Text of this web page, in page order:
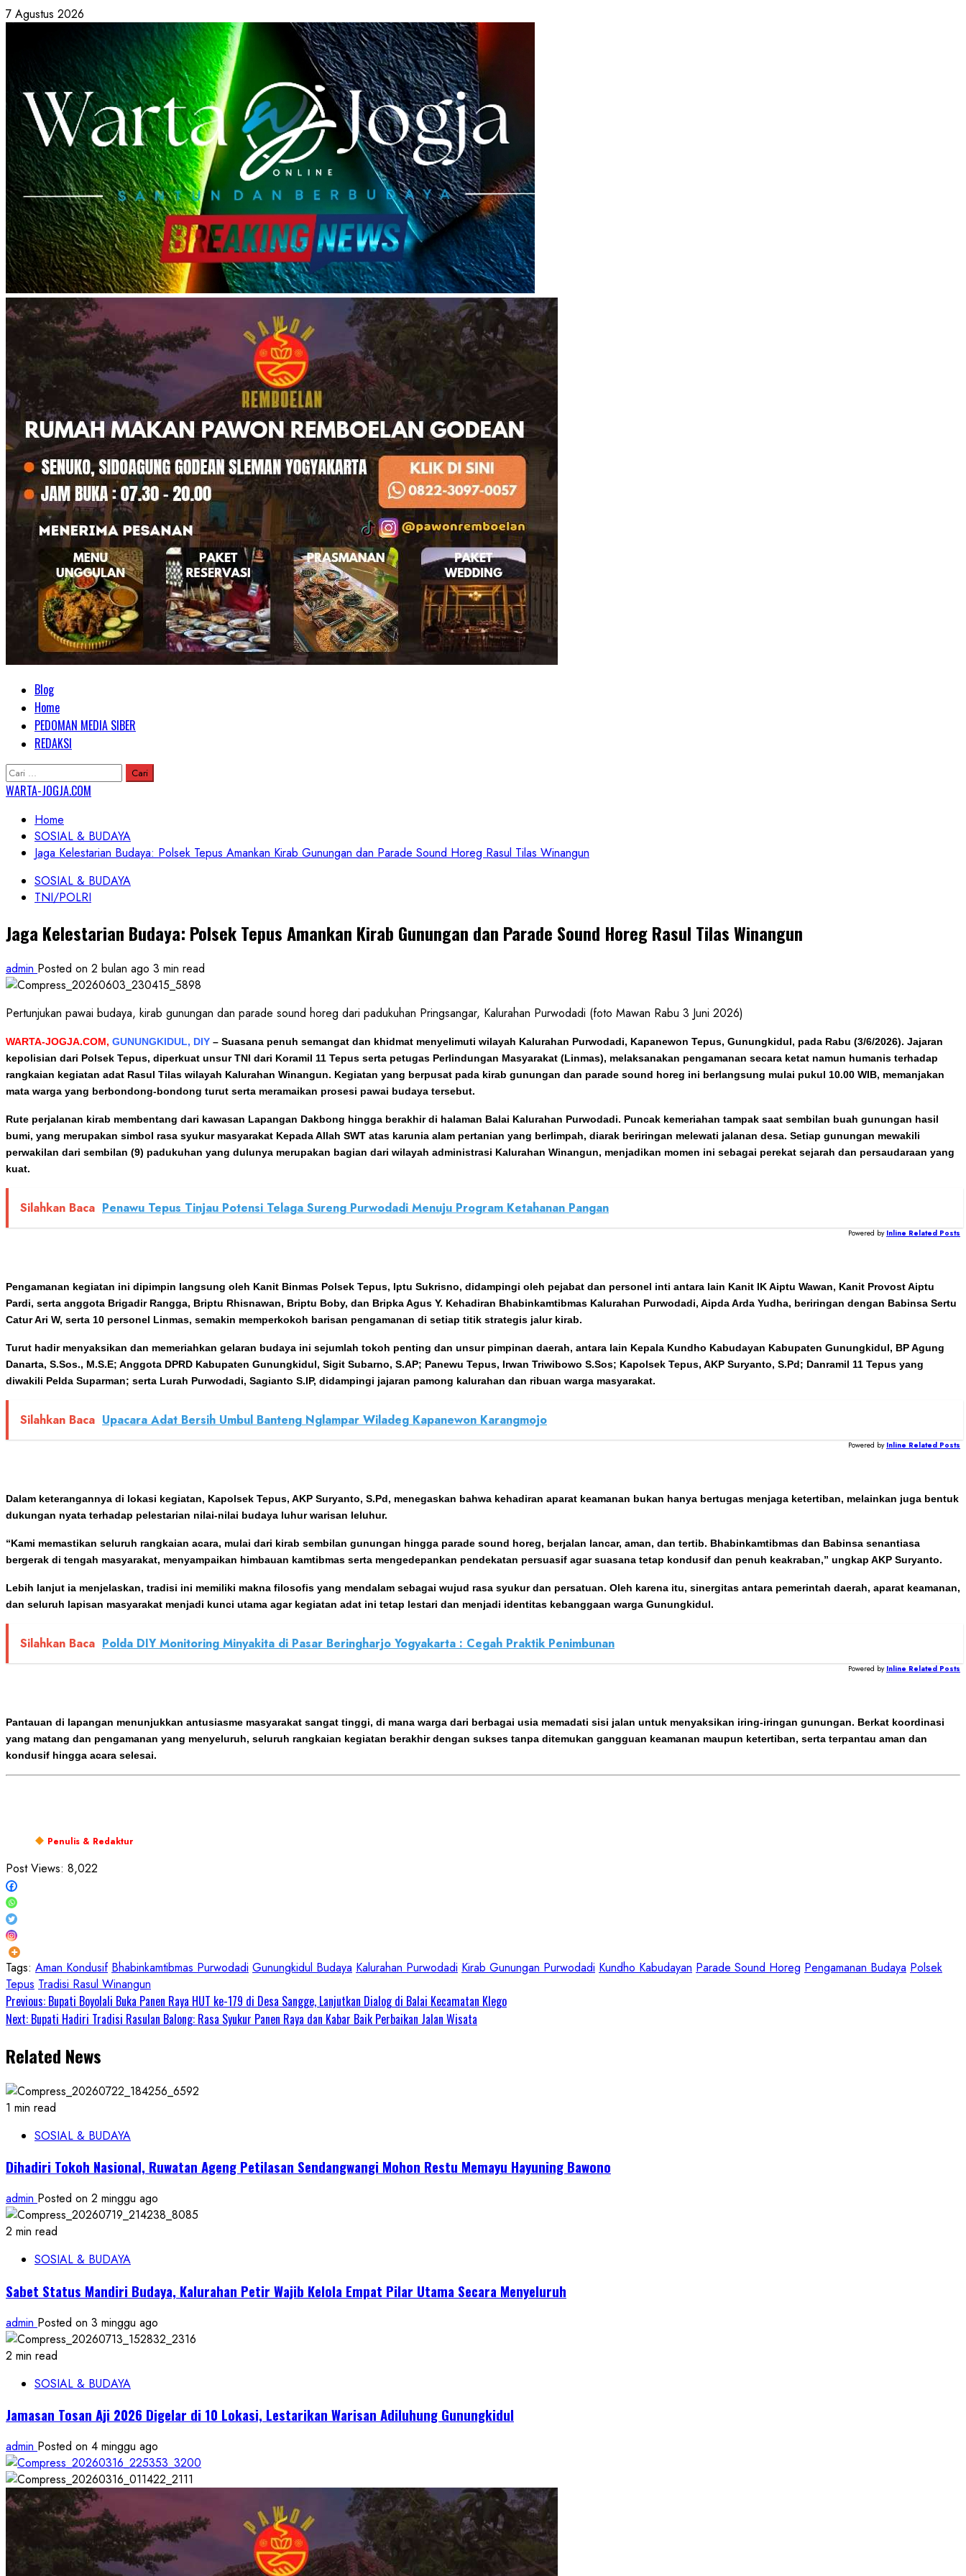
Skip
7 Agustus 2026
Primary
Menu
Blog
Home
PEDOMAN MEDIA SIBER
REDAKSI
Cari
untuk:
WARTA-JOGJA.COM
Home
SOSIAL & BUDAYA
Jaga Kelestarian Budaya: Polsek Tepus Amankan Kirab Gunungan dan Parade Sound Horeg Rasul Tilas Winangun
SOSIAL & BUDAYA
TNI/POLRI
Jaga Kelestarian Budaya: Polsek Tepus Amankan Kirab Gunungan dan Parade Sound Horeg Rasul Tilas Winangun
admin Posted on 2 bulan ago 3 min read
Pertunjukan pawai budaya, kirab gunungan dan parade sound horeg dari padukuhan Pringsangar, Kalurahan Purwodadi (foto Mawan Rabu 3 Juni 2026)
WARTA-JOGJA.COM, GUNUNGKIDUL, DIY – Suasana penuh semangat dan khidmat menyelimuti wilayah Kalurahan Purwodadi, Kapanewon Tepus, Gunungkidul, pada Rabu (3/6/2026). Jajaran
kepolisian dari Polsek Tepus, diperkuat unsur TNI dari Koramil 11 Tepus serta petugas Perlindungan Masyarakat (Linmas), melaksanakan pengamanan secara ketat namun humanis terhadap
rangkaian kegiatan adat Rasul Tilas wilayah Kalurahan Winangun. Kegiatan yang berpusat pada kirab gunungan dan parade sound horeg ini berlangsung mulai pukul 10.00 WIB, memanjakan
mata warga yang berbondong-bondong turut serta meramaikan prosesi pawai budaya tersebut.
Rute perjalanan kirab membentang dari kawasan Lapangan Dakbong hingga berakhir di halaman Balai Kalurahan Purwodadi. Puncak kemeriahan tampak saat sembilan buah gunungan hasil
bumi, yang merupakan simbol rasa syukur masyarakat Kepada Allah SWT atas karunia alam pertanian yang berlimpah, diarak beriringan melewati jalanan desa. Setiap gunungan mewakili
perwakilan dari sembilan (9) padukuhan yang dulunya merupakan bagian dari wilayah administrasi Kalurahan Winangun, menjadikan momen ini sebagai perekat sejarah dan persaudaraan yang
kuat.
Silahkan Baca Penawu Tepus Tinjau Potensi Telaga Sureng Purwodadi Menuju Program Ketahanan Pangan
Powered by Inline Related Posts
Pengamanan kegiatan ini dipimpin langsung oleh Kanit Binmas Polsek Tepus, Iptu Sukrisno, didampingi oleh pejabat dan personel inti antara lain Kanit IK Aiptu Wawan, Kanit Provost Aiptu
Pardi, serta anggota Brigadir Rangga, Briptu Rhisnawan, Briptu Boby, dan Bripka Agus Y. Kehadiran Bhabinkamtibmas Kalurahan Purwodadi, Aipda Arda Yudha, beriringan dengan Babinsa Sertu
Catur Ari W, serta 10 personel Linmas, semakin memperkokoh barisan pengamanan di setiap titik strategis jalur kirab.
Turut hadir menyaksikan dan memeriahkan gelaran budaya ini sejumlah tokoh penting dan unsur pimpinan daerah, antara lain Kepala Kundho Kabudayan Kabupaten Gunungkidul, BP Agung
Danarta, S.Sos., M.S.E; Anggota DPRD Kabupaten Gunungkidul, Sigit Subarno, S.AP; Panewu Tepus, Irwan Triwibowo S.Sos; Kapolsek Tepus, AKP Suryanto, S.Pd; Danramil 11 Tepus yang
diwakili Pelda Suparman; serta Lurah Purwodadi, Sagianto S.IP, didampingi jajaran pamong kalurahan dan ribuan warga masyarakat.
Silahkan Baca Upacara Adat Bersih Umbul Banteng Nglampar Wiladeg Kapanewon Karangmojo
Powered by Inline Related Posts
Dalam keterangannya di lokasi kegiatan, Kapolsek Tepus, AKP Suryanto, S.Pd, menegaskan bahwa kehadiran aparat keamanan bukan hanya bertugas menjaga ketertiban, melainkan juga bentuk
dukungan nyata terhadap pelestarian nilai-nilai budaya luhur warisan leluhur.
“Kami memastikan seluruh rangkaian acara, mulai dari kirab sembilan gunungan hingga parade sound horeg, berjalan lancar, aman, dan tertib. Bhabinkamtibmas dan Babinsa senantiasa
bergerak di tengah masyarakat, menyampaikan himbauan kamtibmas serta mengedepankan pendekatan persuasif agar suasana tetap kondusif dan penuh keakraban,” ungkap AKP Suryanto.
Lebih lanjut ia menjelaskan, tradisi ini memiliki makna filosofis yang mendalam sebagai wujud rasa syukur dan persatuan. Oleh karena itu, sinergitas antara pemerintah daerah, aparat keamanan,
dan seluruh lapisan masyarakat menjadi kunci utama agar kegiatan adat ini tetap lestari dan menjadi identitas kebanggaan warga Gunungkidul.
Silahkan Baca Polda DIY Monitoring Minyakita di Pasar Beringharjo Yogyakarta : Cegah Praktik Penimbunan
Powered by Inline Related Posts
Pantauan di lapangan menunjukkan antusiasme masyarakat sangat tinggi, di mana warga dari berbagai usia memadati sisi jalan untuk menyaksikan iring-iringan gunungan. Berkat koordinasi
yang matang dan pengamanan yang menyeluruh, seluruh rangkaian kegiatan berakhir dengan sukses tanpa ditemukan gangguan keamanan maupun ketertiban, serta terpantau aman dan
kondusif hingga acara selesai.
Penulis & Redaktur
Post Views: 8,022
Tags: Aman Kondusif Bhabinkamtibmas Purwodadi Gunungkidul Budaya Kalurahan Purwodadi Kirab Gunungan Purwodadi Kundho Kabudayan Parade Sound Horeg Pengamanan Budaya Polsek
Tepus Tradisi Rasul Winangun
Continue
Reading
Previous: Bupati Boyolali Buka Panen Raya HUT ke-179 di Desa Sangge, Lanjutkan Dialog di Balai Kecamatan Klego
Next: Bupati Hadiri Tradisi Rasulan Balong: Rasa Syukur Panen Raya dan Kabar Baik Perbaikan Jalan Wisata
Related News
1 min read
SOSIAL & BUDAYA
Dihadiri Tokoh Nasional, Ruwatan Ageng Petilasan Sendangwangi Mohon Restu Memayu Hayuning Bawono
admin Posted on 2 minggu ago
2 min read
SOSIAL & BUDAYA
Sabet Status Mandiri Budaya, Kalurahan Petir Wajib Kelola Empat Pilar Utama Secara Menyeluruh
admin Posted on 3 minggu ago
2 min read
SOSIAL & BUDAYA
Jamasan Tosan Aji 2026 Digelar di 10 Lokasi, Lestarikan Warisan Adiluhung Gunungkidul
admin Posted on 4 minggu ago